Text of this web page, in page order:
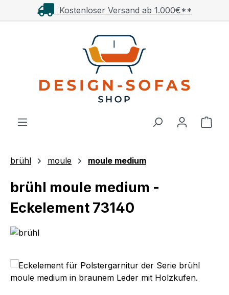
Zum Hauptinhalt springen
Kostenloser Versand ab 1.000€**
brühl moule moule medium
brühl moule medium -
Eckelement 73140
Bildergalerie überspringen